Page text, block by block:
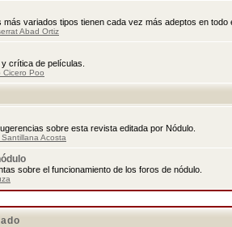
más variados tipos tienen cada vez más adeptos en todo
Abad Ortiz
crítica de películas.
Cicero Poo
sobre esta revista editada por Nódulo.
Acosta
sobre el funcionamiento de los foros de nódulo.